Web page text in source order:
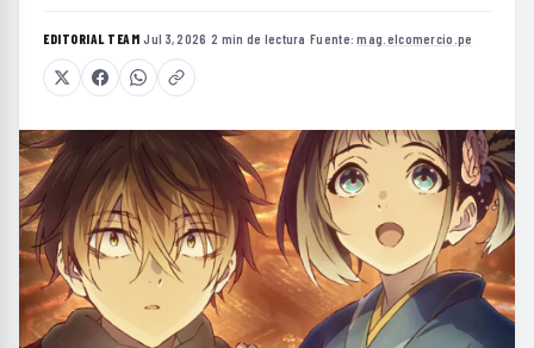
EDITORIAL TEAM·Jul 3, 2026 ·2 min de lectura ·Fuente:mag.elcomercio.pe